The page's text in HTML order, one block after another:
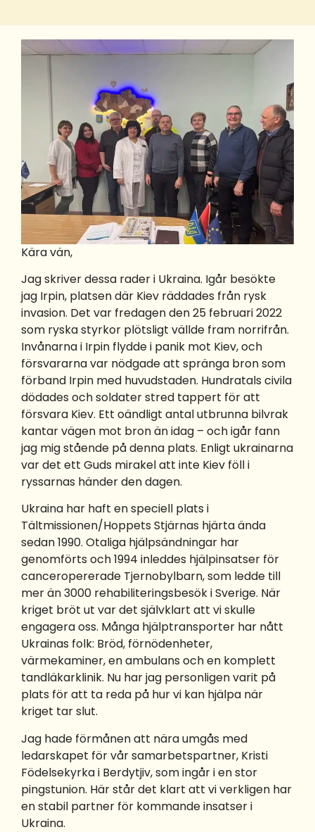
Kära vän,
Jag skriver dessa rader i Ukraina. Igår besökte
jag Irpin, platsen där Kiev räddades från rysk
invasion. Det var fredagen den 25 februari 2022
som ryska styrkor plötsligt vällde fram norrifrån.
Invånarna i Irpin flydde i panik mot Kiev, och
försvararna var nödgade att spränga bron som
förband Irpin med huvudstaden. Hundratals civila
dödades och soldater stred tappert för att
försvara Kiev. Ett oändligt antal utbrunna bilvrak
kantar vägen mot bron än idag – och igår fann
jag mig stående på denna plats. Enligt ukrainarna
var det ett Guds mirakel att inte Kiev föll i
ryssarnas händer den dagen.
Ukraina har haft en speciell plats i
Tältmissionen/Hoppets Stjärnas hjärta ända
sedan 1990. Otaliga hjälpsändningar har
genomförts och 1994 inleddes hjälpinsatser för
canceropererade Tjernobylbarn, som ledde till
mer än 3000 rehabiliteringsbesök i Sverige. När
kriget bröt ut var det självklart att vi skulle
engagera oss. Många hjälptransporter har nått
Ukrainas folk: Bröd, förnödenheter,
värmekaminer, en ambulans och en komplett
tandläkarklinik. Nu har jag personligen varit på
plats för att ta reda på hur vi kan hjälpa när
kriget tar slut.
Jag hade förmånen att nära umgås med
ledarskapet för vår samarbetspartner, Kristi
Födelsekyrka i Berdytjiv, som ingår i en stor
pingstunion. Här står det klart att vi verkligen har
en stabil partner för kommande insatser i
Ukraina.